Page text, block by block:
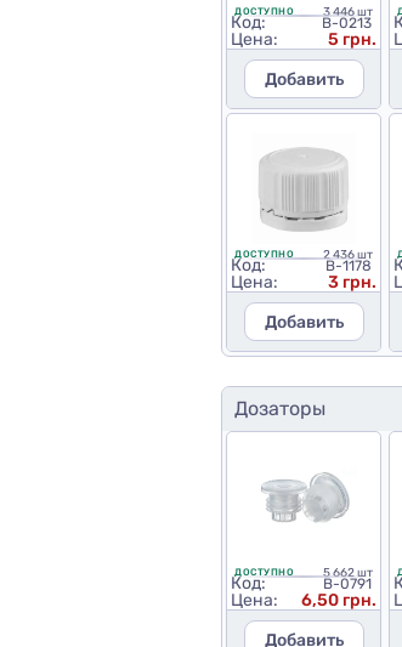
ДОСТУПНО 3 446 шт
Код: B-0213
Цена:
5 грн.
Добавить
ДОСТУПНО 2 436 шт
Код: B-1178
Цена:
3 грн.
Добавить
Дозаторы
ДОСТУПНО 5 662 шт
Код: B-0791
Цена:
6,50 грн.
Добавить